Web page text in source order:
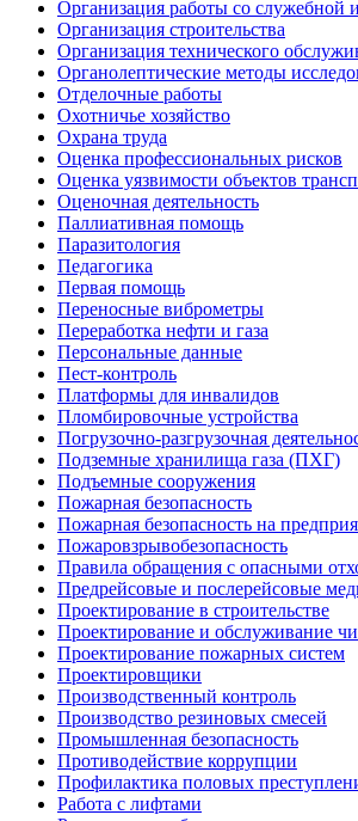
Организация работы со
Организация строительства
Организация технического
Органолептические методы
Отделочные работы
Охотничье хозяйство
Охрана труда
Оценка профессиональных рисков
Оценка уязвимости объектов
Оценочная деятельность
Паллиативная помощь
Паразитология
Педагогика
Первая помощь
Переносные виброметры
Переработка нефти и газа
Персональные данные
Пест-контроль
Платформы для инвалидов
Пломбировочные устройства
Погрузочно-разгрузочная
Подземные хранилища газа (ПХГ)
Подъемные сооружения
Пожарная безопасность
Пожарная безопасность на
Пожаровзрывобезопасность
Правила обращения с опасными
Предрейсовые и послерейсовые
Проектирование в строительстве
Проектирование и обслуживание
Проектирование пожарных систем
Проектировщики
Производственный контроль
Производство резиновых смесей
Промышленная безопасность
Противодействие коррупции
Профилактика половых
Работа с лифтами